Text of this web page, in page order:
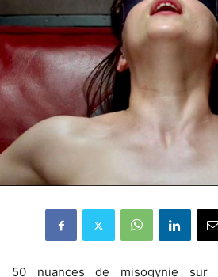
50 nuances de misogynie sur